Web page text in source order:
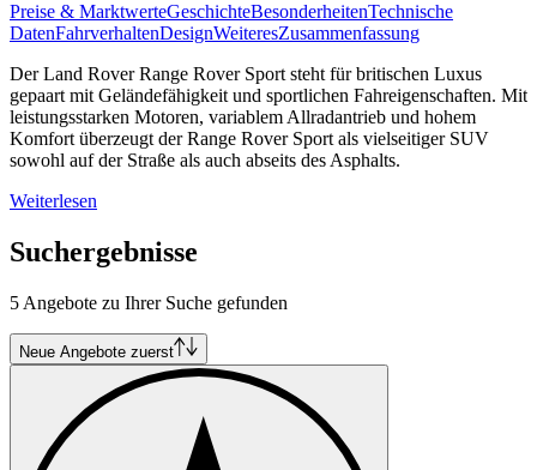
Preise & MarktwerteGeschichteBesonderheitenTechnische
DatenFahrverhaltenDesignWeiteresZusammenfassung
Der Land Rover Range Rover Sport steht für britischen Luxus
gepaart mit Geländefähigkeit und sportlichen Fahreigenschaften. Mit
leistungsstarken Motoren, variablem Allradantrieb und hohem
Komfort überzeugt der Range Rover Sport als vielseitiger SUV
sowohl auf der Straße als auch abseits des Asphalts.
Weiterlesen
Suchergebnisse
5 Angebote zu Ihrer Suche gefunden
Neue Angebote zuerst